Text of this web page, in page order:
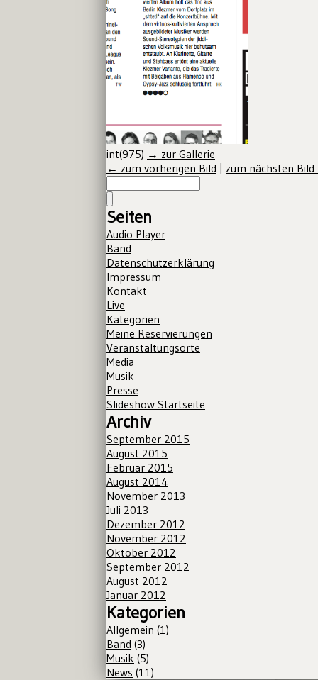
int(975) → zur Gallerie
← zum vorherigen Bild
zum nächsten
Seiten
Audio Player
Band
Datenschutzerklärung
Impressum
Kontakt
Live
Kategorien
Meine Reservierungen
Veranstaltungsorte
Media
Musik
Presse
Slideshow Startseite
Archiv
September 2015
August 2015
Februar 2015
August 2014
November 2013
Juli 2013
Dezember 2012
November 2012
Oktober 2012
September 2012
August 2012
Januar 2012
Kategorien
Allgemein (1)
Band (3)
Musik (5)
News (11)